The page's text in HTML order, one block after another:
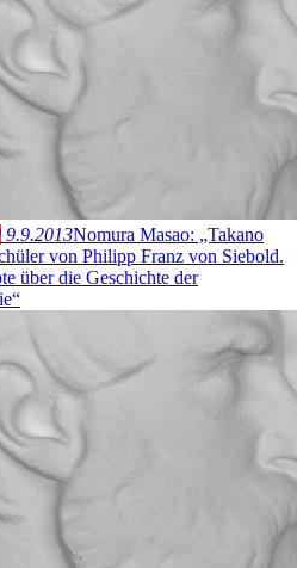
9.9.2013Nomura Masao: „Takano
von Philipp Franz von Siebold.
über die Geschichte der